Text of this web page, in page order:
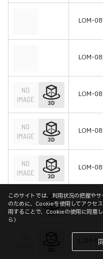
LOM-
LOM-
LOM-
LOM-
LOM-
LOM-
LOM-
このサイトでは、利用状況の把握や
のために、Cookieを使用してアクセ
用することで、Cookieの使用に同意
ら）